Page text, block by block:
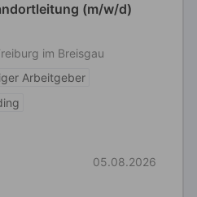
(m/w/d)
im Breisgau
Arbeitgeber
05.08.2026